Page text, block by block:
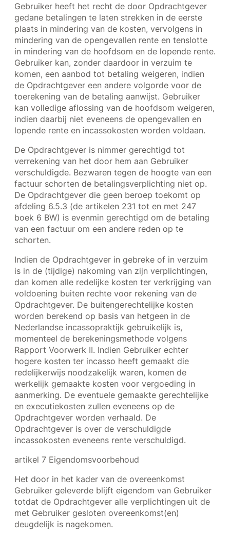
Gebruiker heeft het recht de door Opdrachtgever
gedane betalingen te laten strekken in de eerste
plaats in mindering van de kosten, vervolgens in
mindering van de opengevallen rente en tenslotte
in mindering van de hoofdsom en de lopende rente.
Gebruiker kan, zonder daardoor in verzuim te
komen, een aanbod tot betaling weigeren, indien
de Opdrachtgever een andere volgorde voor de
toerekening van de betaling aanwijst. Gebruiker
kan volledige aflossing van de hoofdsom weigeren,
indien daarbij niet eveneens de opengevallen en
lopende rente en incassokosten worden voldaan.
De Opdrachtgever is nimmer gerechtigd tot
verrekening van het door hem aan Gebruiker
verschuldigde. Bezwaren tegen de hoogte van een
factuur schorten de betalingsverplichting niet op.
De Opdrachtgever die geen beroep toekomt op
afdeling 6.5.3 (de artikelen 231 tot en met 247
boek 6 BW) is evenmin gerechtigd om de betaling
van een factuur om een andere reden op te
schorten.
Indien de Opdrachtgever in gebreke of in verzuim
is in de (tijdige) nakoming van zijn verplichtingen,
dan komen alle redelijke kosten ter verkrijging van
voldoening buiten rechte voor rekening van de
Opdrachtgever. De buitengerechtelijke kosten
worden berekend op basis van hetgeen in de
Nederlandse incassopraktijk gebruikelijk is,
momenteel de berekeningsmethode volgens
Rapport Voorwerk II. Indien Gebruiker echter
hogere kosten ter incasso heeft gemaakt die
redelijkerwijs noodzakelijk waren, komen de
werkelijk gemaakte kosten voor vergoeding in
aanmerking. De eventuele gemaakte gerechtelijke
en executiekosten zullen eveneens op de
Opdrachtgever worden verhaald. De
Opdrachtgever is over de verschuldigde
incassokosten eveneens rente verschuldigd.
artikel 7 Eigendomsvoorbehoud
Het door in het kader van de overeenkomst
Gebruiker geleverde blijft eigendom van Gebruiker
totdat de Opdrachtgever alle verplichtingen uit de
met Gebruiker gesloten overeenkomst(en)
deugdelijk is nagekomen.